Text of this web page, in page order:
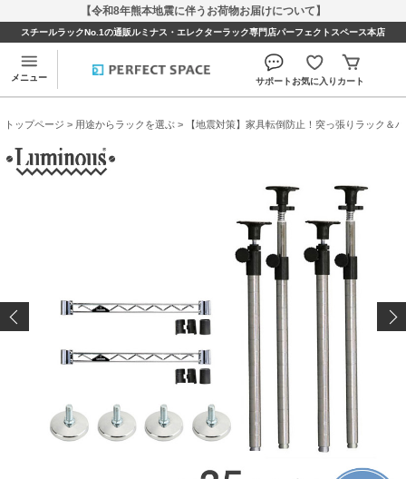
【令和8年熊本地震に伴うお荷物お届けについて】
スチールラックNo.1の通販ルミナス・エレクターラック専門店パーフェクトスペース本店
メニュー サポートお気に入り カート
トップページ > 用途からラックを選ぶ > 【地震対策】家具転倒防止！突っ張りラック＆